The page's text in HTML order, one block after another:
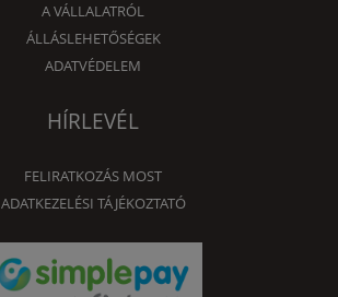
A VÁLLALATRÓL
ÁLLÁSLEHETŐSÉGEK
ADATVÉDELEM
HÍRLEVÉL
FELIRATKOZÁS MOST
ADATKEZELÉSI TÁJÉKOZTATÓ